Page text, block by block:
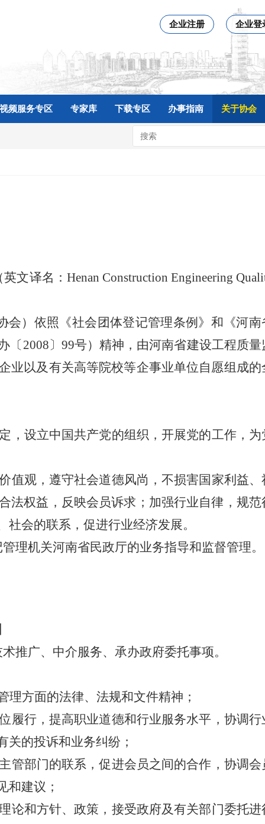
企业注册 企业登
视频服务专区 专家库 下载专区 办事指南 关于协会
文译名： Henan Construction Engineering
） 依照《社会团体登记管理条例》和《河南
〔 2008〕 99号）精神，由河南省建设工程质量
业以及有关高等院校等企事业单位自愿组成的
，设立中国共产党的组织，开展党的工作，为
值观，遵守社会道德风尚，不损害国家利益、
法权益，反映会员诉求；加强行业自律，规范
会的联系，促进行业经济发展。
理机关河南省民政厅的业务指导和监督管理。
推广、中介服务、承办政府委托事项。
理方面的法律、法规和文件精神；
履行，提高职业道德和行业服务水平，协调行
的投诉和业务纠纷；
管部门的联系，促进会员之间的合作，协调会
和建议；
论和方针、政策，接受政府及有关部门委托进